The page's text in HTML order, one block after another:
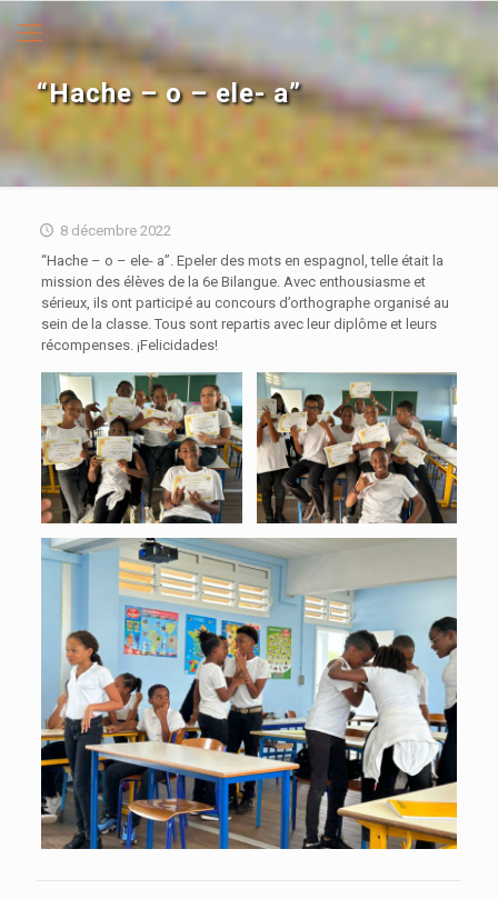
“Hache – o – ele- a”
8 décembre 2022
“Hache – o – ele- a”. Epeler des mots en espagnol, telle était la
mission des élèves de la 6e Bilangue. Avec enthousiasme et
sérieux, ils ont participé au concours d’orthographe organisé au
sein de la classe. Tous sont repartis avec leur diplôme et leurs
récompenses. ¡Felicidades!